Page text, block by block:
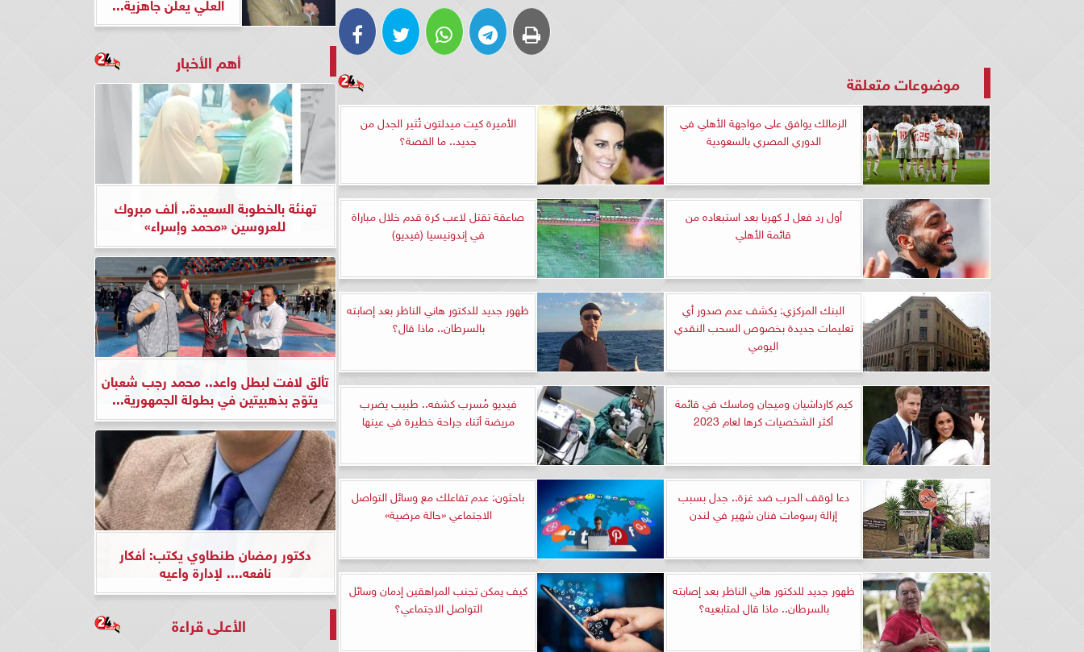
موضوعات متعلقة
الزمالك يوافق على مواجهة الأهلي في
الدوري المصري بالسعودية
الأميرة كيت ميدلتون تُثير الجدل من
جديد.. ما القصة؟
أول رد فعل لـ كهربا بعد استبعاده من
قائمة الأهلي
صاعقة تقتل لاعب كرة قدم خلال مباراة
في إندونيسيا (فيديو)
البنك المركزي: يكشف عدم صدور أي
تعليمات جديدة بخصوص السحب النقدي
اليومي
ظهور جديد للدكتور هاني الناظر بعد إصابته
بالسرطان.. ماذا قال؟
كيم كارداشيان وميجان وماسك في قائمة
أكثر الشخصيات كرها لعام 2023
فيديو مُسرب كشفه.. طبيب يضرب
مريضة أثناء جراحة خطيرة في عينها
دعا لوقف الحرب ضد غزة.. جدل بسبب
إزالة رسومات فنان شهير في لندن
باحثون: عدم تفاعلك مع وسائل التواصل
الاجتماعي «حالة مرضية»
ظهور جديد للدكتور هاني الناظر بعد إصابته
بالسرطان.. ماذا قال لمتابعيه؟
كيف يمكن تجنب المراهقين إدمان وسائل
التواصل الاجتماعي؟
أهم الأخبار
تهنئة بالخطوبة السعيدة.. ألف مبروك
للعروسين «محمد وإسراء»
تألق لافت لبطل واعد.. محمد رجب شعبان
يتوّج بذهبيتين في بطولة الجمهورية...
دكتور رمضان طنطاوي يكتب: أفكار
نافعه.... لإدارة واعيه
الأعلى قراءة